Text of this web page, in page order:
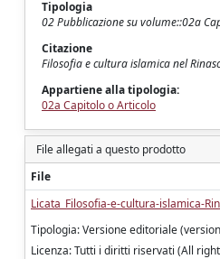
Tipologia
02 Pubblicazione su volume::02a
Citazione
Filosofia e cultura islamica nel
Appartiene alla tipologia:
02a Capitolo o Articolo
File allegati a questo prodotto
File
Licata_Filosofia-e-cultura-islamica-
Tipologia: Versione editoriale
Licenza: Tutti i diritti riservati (All